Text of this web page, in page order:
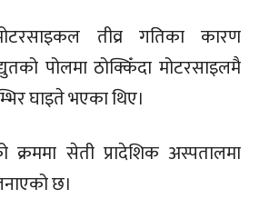
तीव्र गतिका कारण
पोलमा ठोक्किँदा मोटरसाइलमै
घाइते भएका थिए।
क्रममा सेती प्रादेशिक अस्पतालमा
छ।